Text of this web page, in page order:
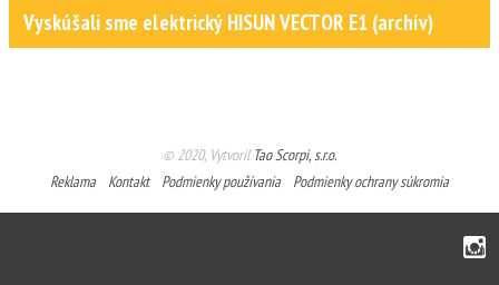
Vyskúšali sme elektrický HISUN VECTOR E1 (archív)
© 2020, Vytvoril Tao Scorpi, s.r.o.
Reklama
Kontakt Podmienky používania Podmienky ochrany súkromia
Instagram